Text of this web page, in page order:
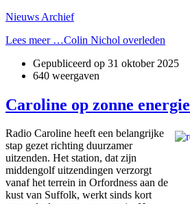
Nieuws Archief
Lees meer …Colin Nichol overleden
Gepubliceerd op 31 oktober 2025
640 weergaven
Caroline op zonne energie
Radio Caroline heeft een belangrijke
stap gezet richting duurzamer
uitzenden. Het station, dat zijn
middengolf uitzendingen verzorgt
vanaf het terrein in Orfordness aan de
kust van Suffolk, werkt sinds kort